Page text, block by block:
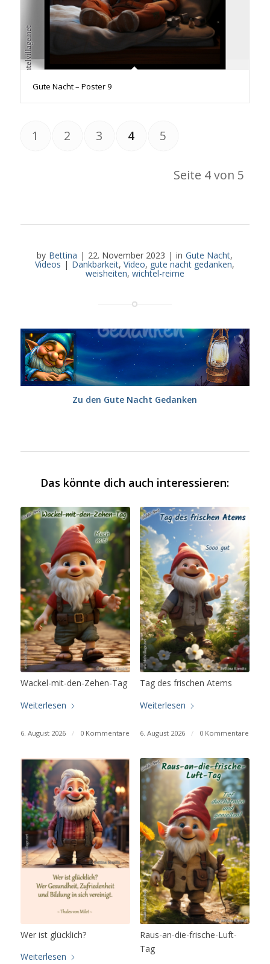
Gute Nacht – Poster 9
Seite 4 von 5
1 2 3 4 5
by Bettina | 22. November 2023 | in Gute Nacht,
Videos | Dankbarkeit,Video, gute nacht gedanken,
weisheiten, wichtel-reime
Zu den Gute Nacht Gedanken
Das könnte dich auch interessieren:
Wackel-mit-den-Zehen-Tag
Weiterlesen
6. August 2026 / 0 Kommentare
Tag des frischen Atems
Weiterlesen
6. August 2026 / 0 Kommentare
Wer ist glücklich?
Weiterlesen
Raus-an-die-frische-Luft-
Tag